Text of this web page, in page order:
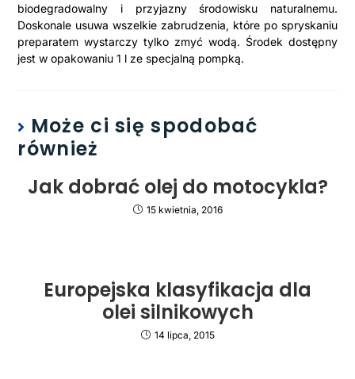
biodegradowalny i przyjazny środowisku naturalnemu.
Doskonale usuwa wszelkie zabrudzenia, które po spryskaniu
preparatem wystarczy tylko zmyć wodą. Środek dostępny
jest w opakowaniu 1 l ze specjalną pompką.
Może ci się spodobać
również
Jak dobrać olej do motocykla?
15 kwietnia, 2016
Europejska klasyfikacja dla
olei silnikowych
14 lipca, 2015